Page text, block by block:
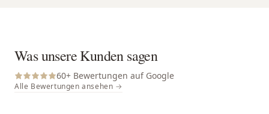
Was unsere Kunden sagen
60+ Bewertungen auf Google
Alle Bewertungen ansehen →